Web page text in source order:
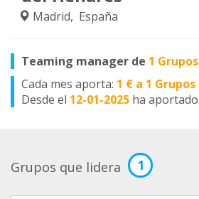
Madrid, España
Teaming manager de 1 Grupos
Cada mes aporta: 1 € a 1 Grupos
Desde el 12-01-2025 ha aportado
Grupos que lidera 1